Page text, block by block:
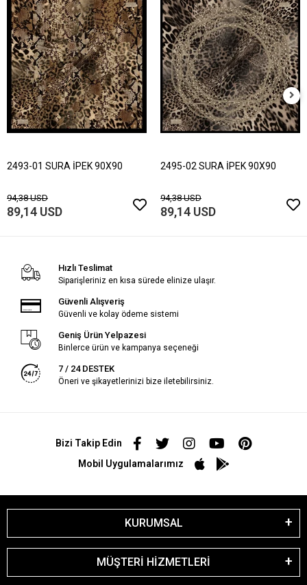
2493-01 SURA İPEK 90X90
94,38 USD
89,14 USD
2495-02 SURA İPEK 90X90
94,38 USD
89,14 USD
Hızlı Teslimat
Siparişleriniz en kısa sürede elinize ulaşır.
Güvenli Alışveriş
Güvenli ve kolay ödeme sistemi
Geniş Ürün Yelpazesi
Binlerce ürün ve kampanya seçeneği
7 / 24 DESTEK
Öneri ve şikayetlerinizi bize iletebilirsiniz.
Bizi Takip Edin
Mobil Uygulamalarımız
KURUMSAL
MÜŞTERİ HİZMETLERİ